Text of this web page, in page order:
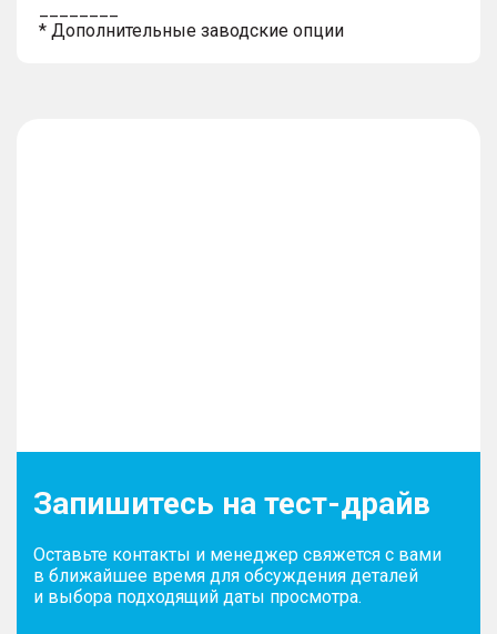
* Дополнительные заводские опции
Запишитесь на тест-драйв
Оставьте контакты и менеджер свяжется с вами
в ближайшее время для обсуждения деталей
и выбора подходящий даты просмотра.